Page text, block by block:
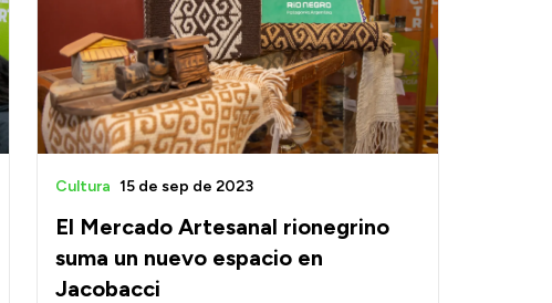
El Mercado Artesanal rionegrino
suma un nuevo espacio en
Jacobacci
Cultura 15 de sep de 2023